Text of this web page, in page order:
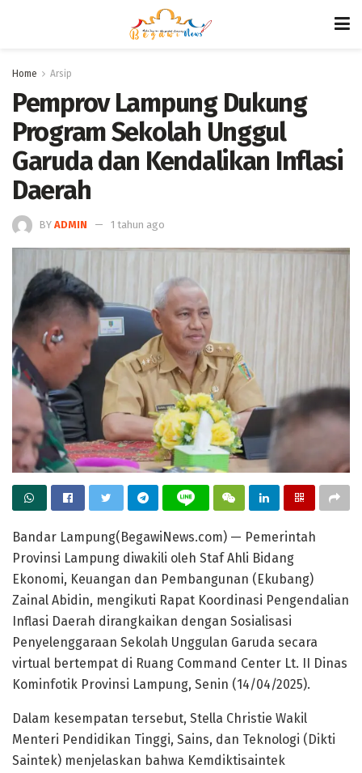
Home Arsip
Pemprov Lampung Dukung
Program Sekolah Unggul
Garuda dan Kendalikan Inflasi
Daerah
BY ADMIN 1 tahun ago
Bandar Lampung(BegawiNews.com) — Pemerintah
Provinsi Lampung diwakili oleh Staf Ahli Bidang
Ekonomi, Keuangan dan Pembangunan (Ekubang)
Zainal Abidin, mengikuti Rapat Koordinasi Pengendalian
Inflasi Daerah dirangkaikan dengan Sosialisasi
Penyelenggaraan Sekolah Unggulan Garuda secara
virtual bertempat di Ruang Command Center Lt. II Dinas
Kominfotik Provinsi Lampung, Senin (14/04/2025).
Dalam kesempatan tersebut, Stella Christie Wakil
Menteri Pendidikan Tinggi, Sains, dan Teknologi (Dikti
Saintek) menjelaskan bahwa Kemdiktisaintek